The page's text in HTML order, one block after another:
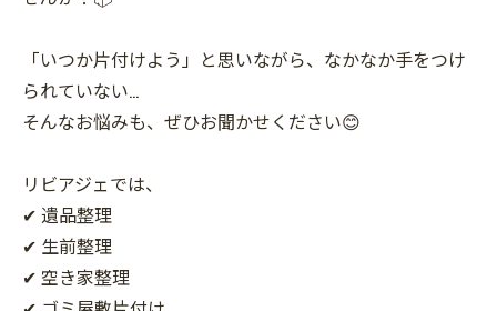
「いつか片付けよう」と思いながら、なかなか手をつけ
られていない…
そんなお悩みも、ぜひお聞かせください😊
リビアジェでは、
✔ 遺品整理
✔ 生前整理
✔ 空き家整理